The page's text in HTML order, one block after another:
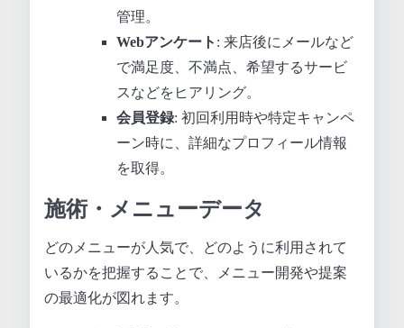
管理。
Webアンケート : 来店後にメールなど
で満足度、不満点、希望するサービ
スなどをヒアリング。
会員登録: 初回利用時や特定キャンペ
ーン時に、詳細なプロフィール情報
を取得。
施術・メニューデータ
どのメニューが人気で、どのように利用されて
いるかを把握することで、メニュー開発や提案
の最適化が図れます。